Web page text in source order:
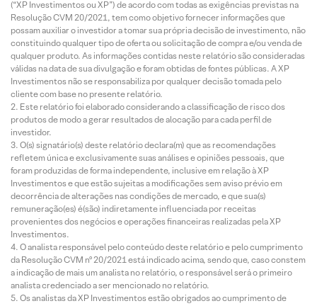
(“XP Investimentos ou XP”) de acordo com todas as exigências previstas na
Resolução CVM 20/2021, tem como objetivo fornecer informações que
possam auxiliar o investidor a tomar sua própria decisão de investimento, não
constituindo qualquer tipo de oferta ou solicitação de compra e/ou venda de
qualquer produto. As informações contidas neste relatório são consideradas
válidas na data de sua divulgação e foram obtidas de fontes públicas. A XP
Investimentos não se responsabiliza por qualquer decisão tomada pelo
cliente com base no presente relatório.
Este relatório foi elaborado considerando a classificação de risco dos
produtos de modo a gerar resultados de alocação para cada perfil de
investidor.
O(s) signatário(s) deste relatório declara(m) que as recomendações
refletem única e exclusivamente suas análises e opiniões pessoais, que
foram produzidas de forma independente, inclusive em relação à XP
Investimentos e que estão sujeitas a modificações sem aviso prévio em
decorrência de alterações nas condições de mercado, e que sua(s)
remuneração(es) é(são) indiretamente influenciada por receitas
provenientes dos negócios e operações financeiras realizadas pela XP
Investimentos.
O analista responsável pelo conteúdo deste relatório e pelo cumprimento
da Resolução CVM nº 20/2021 está indicado acima, sendo que, caso constem
a indicação de mais um analista no relatório, o responsável será o primeiro
analista credenciado a ser mencionado no relatório.
Os analistas da XP Investimentos estão obrigados ao cumprimento de